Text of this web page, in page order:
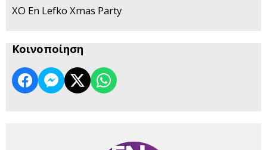
XO En Lefko Xmas Party
Κοινοποίηση